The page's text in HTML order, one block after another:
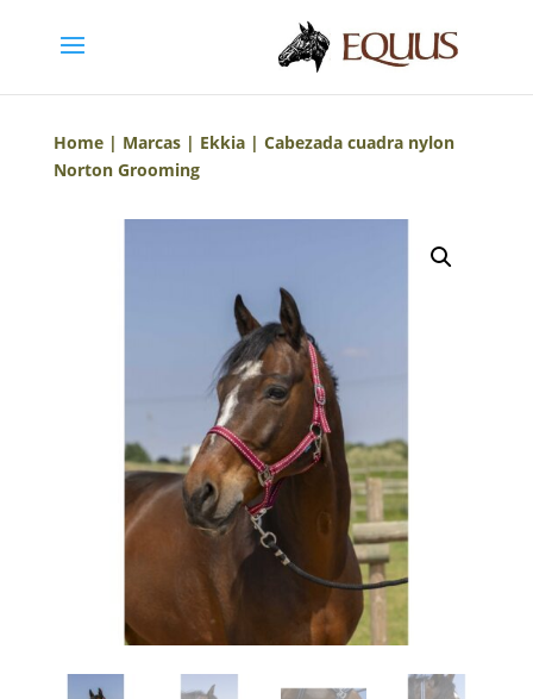
Home| Marcas| Ekkia| Cabezada cuadra nylon
Norton Grooming